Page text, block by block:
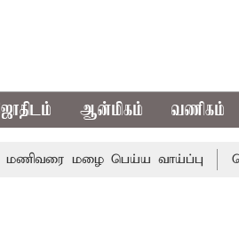
ஆன்மிகம் வணிகம்
மழை பெய்ய வாய்ப்பு